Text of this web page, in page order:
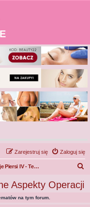
Zaloguj się
Zarejestruj się
Korekcje Piersi IV - Techniczne Aspekty Operacji
Aspekty Operacji
na tym forum.